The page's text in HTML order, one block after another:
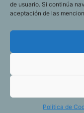
de usuario. Si continúa
aceptación de las
Política de